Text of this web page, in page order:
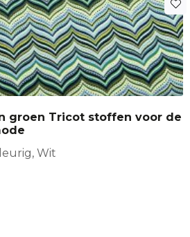
groen Tricot stoffen voor de
Wit